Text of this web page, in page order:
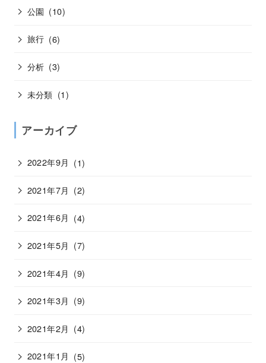
公園 (10)
旅行 (6)
分析 (3)
未分類 (1)
アーカイブ
2022年9月 (1)
2021年7月 (2)
2021年6月 (4)
2021年5月 (7)
2021年4月 (9)
2021年3月 (9)
2021年2月 (4)
2021年1月 (5)